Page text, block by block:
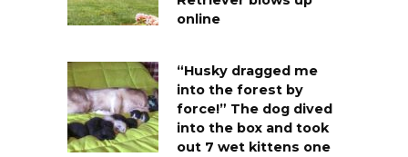
online
“Husky dragged me
into the forest by
force!” The dog dived
into the box and took
out 7 wet kittens one